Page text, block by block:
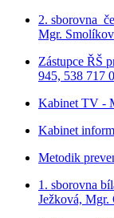
2. sborovna
Mgr.
Zástupce ŘŠ
945, 538 717
Kabinet TV -
Kabinet
Metodik
1. sborovna
Ježková, Mgr.